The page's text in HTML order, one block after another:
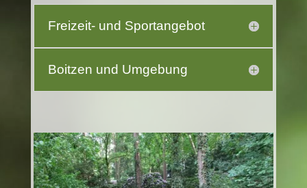
Freizeit- und Sportangebot
Boitzen und Umgebung